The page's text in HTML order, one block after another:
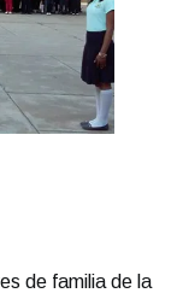
de familia de la